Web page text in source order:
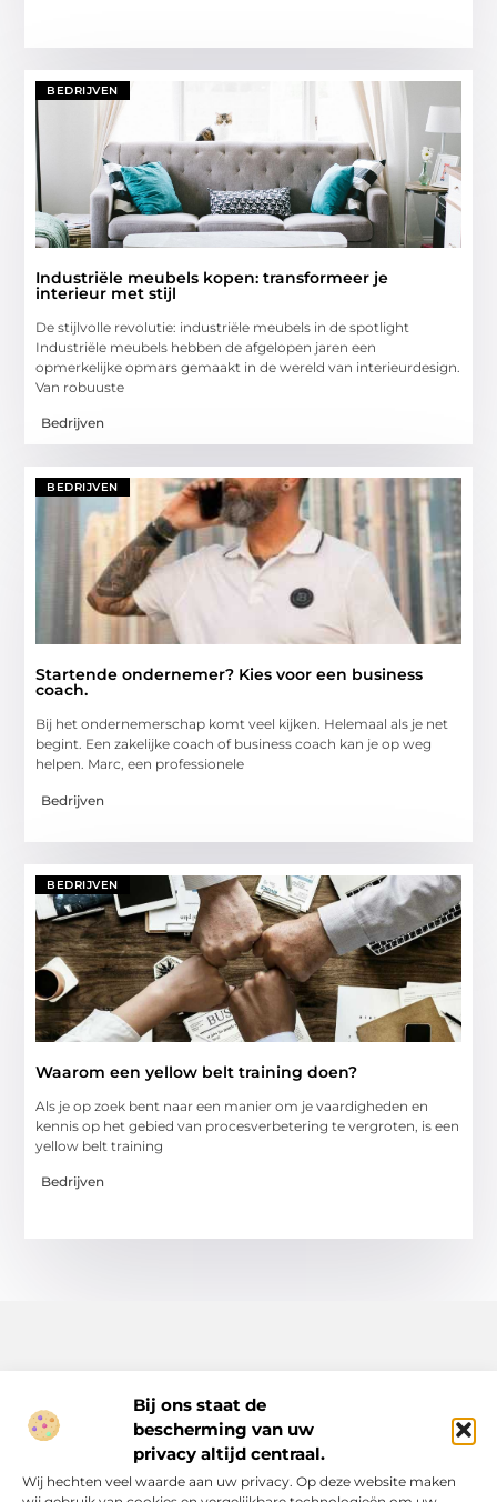
Bij ons staat de
bescherming van uw
privacy altijd centraal.
Wij hechten veel waarde aan uw privacy. Op deze website maken
BEDRIJVEN
Industriële meubels kopen: transformeer je
interieur met stijl
De stijlvolle revolutie: industriële meubels in de spotlight
Industriële meubels hebben de afgelopen jaren een
opmerkelijke opmars gemaakt in de wereld van interieurdesign.
Van robuuste
Bedrijven
BEDRIJVEN
Startende ondernemer? Kies voor een business
coach.
Bij het ondernemerschap komt veel kijken. Helemaal als je net
begint. Een zakelijke coach of business coach kan je op weg
helpen. Marc, een professionele
Bedrijven
BEDRIJVEN
Waarom een yellow belt training doen?
Als je op zoek bent naar een manier om je vaardigheden en
kennis op het gebied van procesverbetering te vergroten, is een
yellow belt training
Bedrijven
Inspiratie, tips en verhalen voor elk moment.
Ontdek een breed scala aan artikelen en blogs die je dagelijks
leven verrijken, van praktische adviezen tot boeiende verhalen.